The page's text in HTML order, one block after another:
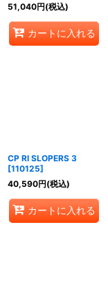
51,040円(税込)
カートに入れる
CP RI SLOPERS 3
[110125]
40,590円(税込)
カートに入れる